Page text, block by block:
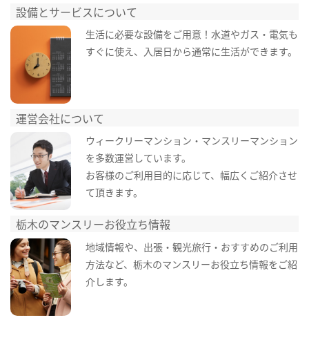
設備とサービスについて
生活に必要な設備をご用意！水道やガス・電気も
すぐに使え、入居日から通常に生活ができます。
運営会社について
ウィークリーマンション・マンスリーマンション
を多数運営しています。
お客様のご利用目的に応じて、幅広くご紹介させ
て頂きます。
栃木のマンスリーお役立ち情報
地域情報や、出張・観光旅行・おすすめのご利用
方法など、栃木のマンスリーお役立ち情報をご紹
介します。